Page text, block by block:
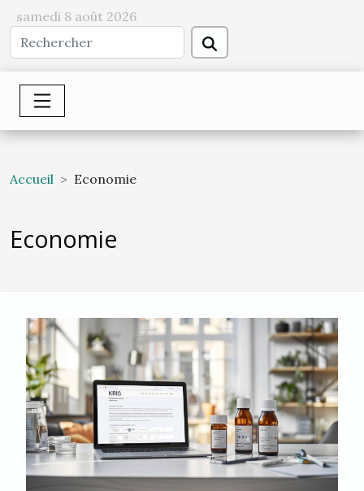
samedi 8 août 2026
Accueil Economie
Economie